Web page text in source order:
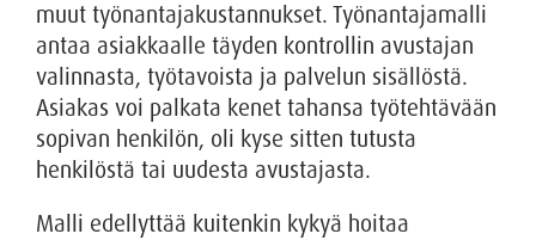
muut työnantajakustannukset. Työnantajamalli
antaa asiakkaalle täyden kontrollin avustajan
valinnasta, työtavoista ja palvelun sisällöstä.
Asiakas voi palkata kenet tahansa työtehtävään
sopivan henkilön, oli kyse sitten tutusta
henkilöstä tai uudesta avustajasta.
Malli edellyttää kuitenkin kykyä hoitaa